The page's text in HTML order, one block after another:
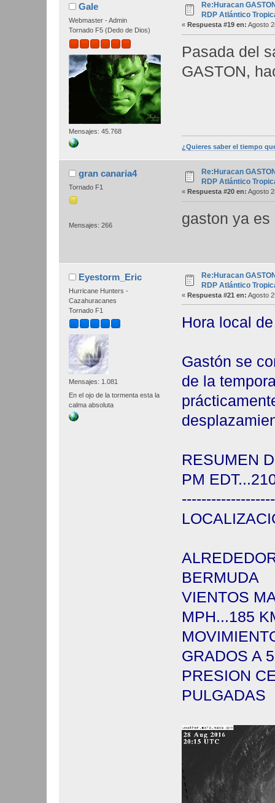
Gale
Webmaster - Admin
Tornado F5 (Dedo de Dios)
Mensajes: 45.768
Re:Huracan
RDP Atlántico
« Respuesta #19 en: Agosto
Pasada del
GASTON,
¿Quieres saber el tiempo
gran canaria4
Tornado F1
Mensajes: 266
Re:Huracan
RDP Atlántico
« Respuesta #20 en: Agosto
gaston ya
Eyestorm_Eric
Hurricane Hunters -
Cazahuracanes
Tornado F1
Mensajes: 1.081
En el ojo de la tormenta esta la
calma absoluta
Re:Huracan
RDP Atlántico
« Respuesta #21 en: Agosto
Hora local
Gastón se
de la
RESUMEN
PM
BERMUDA
VIENTOS
MPH...185
GRADOS A
PRESION
PULGADAS